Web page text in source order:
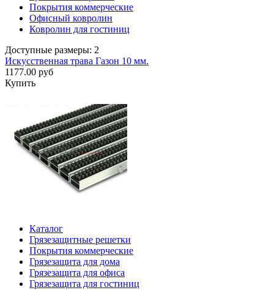
Покрытия коммерческие
Офисный ковролин
Ковролин для гостиниц
Доступные размеры: 2
Искусственная трава Газон 10 мм.
1177.00 руб
Купить
Каталог
Грязезащитные решетки
Покрытия коммерческие
Грязезащита для дома
Грязезащита для офиса
Грязезащита для гостиниц